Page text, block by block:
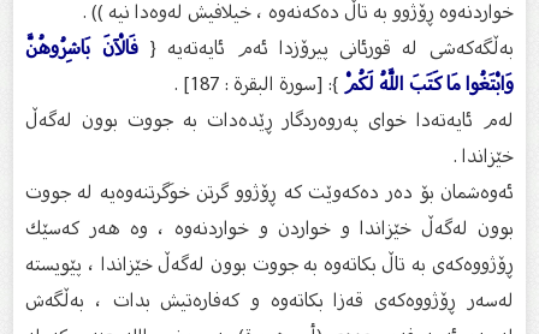
خواردنه‌وه‌ ڕۆژوو به‌ تاڵ ده‌كه‌نه‌وه‌ ، خیلافیش له‌وه‌دا نیه‌ )) .
به‌ڵگه‌كه‌شی له‌ قورئانى پیرۆزدا ئه‌م ئایه‌ته‌یه‌ { فَالْآنَ بَاشِرُوهُنَّ
وَابْتَغُوا مَا كَتَبَ اللَّهُ لَكُمْ}: [سورة البقرة : 187] .
له‌م ئایه‌ته‌دا خواى په‌روه‌ردگار ڕێده‌دات به‌ جووت بوون له‌گه‌ڵ
خێزاندا .
ئه‌وه‌شمان بۆ ده‌ر ده‌كه‌وێت كه‌ ڕۆژوو گرتن خوَگرتنه‌وه‌یه‌ له‌ جووت
بوون له‌گه‌ڵ خێزاندا و خواردن و خواردنه‌وه‌ ، وه‌ هه‌ر كه‌سێك
ڕۆژووه‌كه‌ى به‌ تاڵ بكاته‌وه‌ به‌ جووت بوون له‌گه‌ڵ خێزاندا ، پێویسته‌
له‌سه‌ر ڕۆژووه‌كه‌ى قه‌زا بكاته‌وه‌ و كه‌فاره‌تیش بدات ، به‌ڵگه‌ش